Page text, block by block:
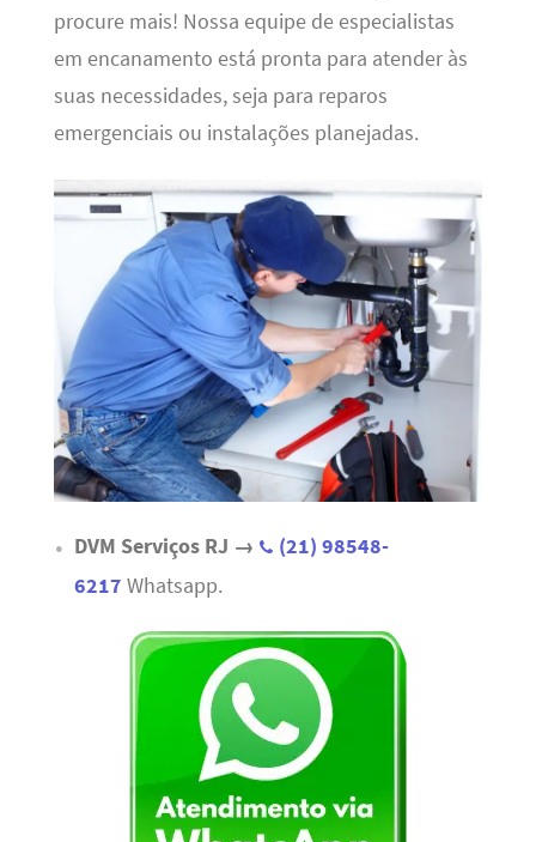
procure mais! Nossa equipe de especialistas
em encanamento está pronta para atender às
suas necessidades, seja para reparos
emergenciais ou instalações planejadas.
DVM Serviços RJ →
(21) 98548-
6217 Whatsapp.